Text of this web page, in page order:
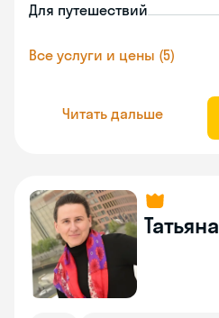
Для путешествий
Все услуги и цены (5)
Читать дальше
Татьяна